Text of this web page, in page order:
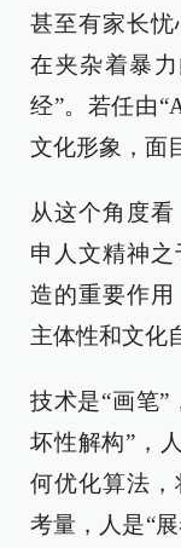
甚至有家长忧
在夹杂着暴
经”。若任由
文化形象，面
从这个角度
申人文精神
造的重要作
主体性和文化
技术是“画笔”
坏性解构”，
何优化算法
考量，人是“